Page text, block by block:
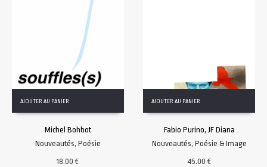
AJOUTER AU PANIER
Michel Bohbot
Nouveautés, Poésie
18.00€
AJOUTER AU PANIER
Fabio Purino, JF Diana
Nouveautés, Poésie & Image
45.00€